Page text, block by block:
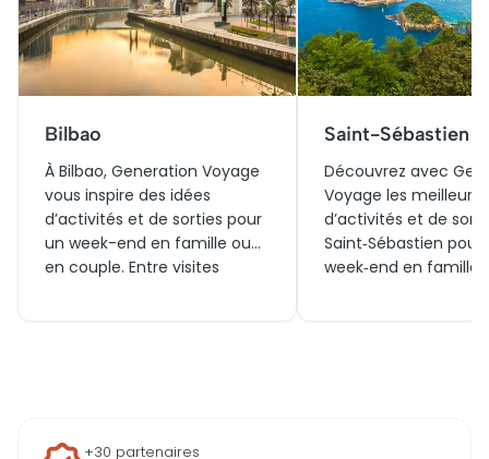
Bilbao
À Bilbao, Generation Voyage
vous inspire des idées
d’activités et de sorties pour
un week-end en famille ou
en couple. Entre visites
Saint-Sébastien
Découvrez avec
Voyage les
d’activités et de
Saint‑Sébastien pour
week‑end en famille
+30 partenaires